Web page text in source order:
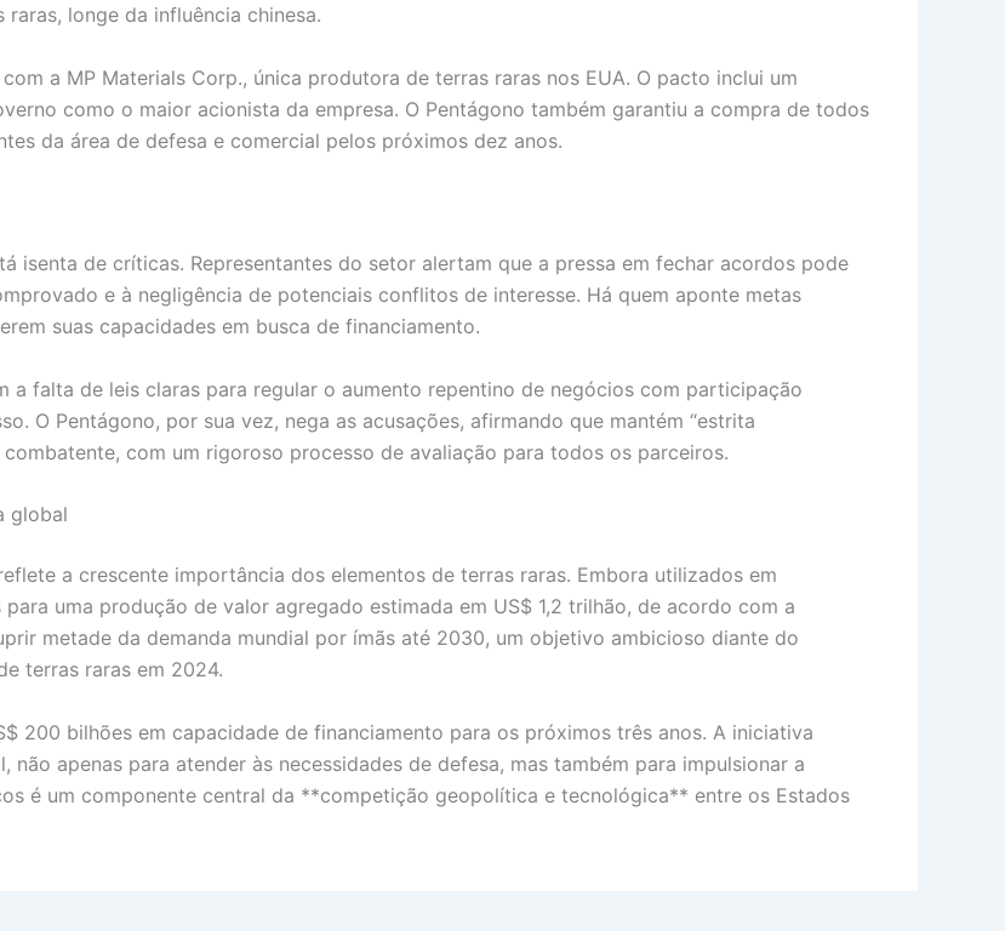
longe da influência chinesa.
a MP Materials Corp., única produtora de terras raras nos EUA. O pacto inclui um
como o maior acionista da empresa. O Pentágono também garantiu a compra de todos
da área de defesa e comercial pelos próximos dez anos.
isenta de críticas. Representantes do setor alertam que a pressa em fechar acordos pode
e à negligência de potenciais conflitos de interesse. Há quem aponte metas
suas capacidades em busca de financiamento.
a falta de leis claras para regular o aumento repentino de negócios com participação
O Pentágono, por sua vez, nega as acusações, afirmando que mantém “estrita
com um rigoroso processo de avaliação para todos os parceiros.
global
a crescente importância dos elementos de terras raras. Embora utilizados em
uma produção de valor agregado estimada em US$ 1,2 trilhão, de acordo com a
metade da demanda mundial por ímãs até 2030, um objetivo ambicioso diante do
terras raras em 2024.
200 bilhões em capacidade de financiamento para os próximos três anos. A iniciativa
apenas para atender às necessidades de defesa, mas também para impulsionar a
é um componente central da **competição geopolítica e tecnológica** entre os Estados